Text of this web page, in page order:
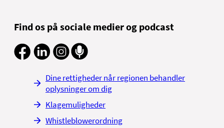
Find os på sociale medier og podcast
Dine rettigheder når regionen behandler
oplysninger om dig
Klagemuligheder
Whistleblowerordning